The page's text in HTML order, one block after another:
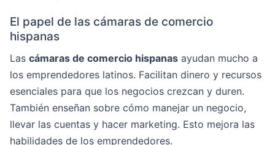
El papel de las cámaras de comercio
hispanas
Las cámaras de comercio hispanas ayudan mucho a
los emprendedores latinos. Facilitan dinero y recursos
esenciales para que los negocios crezcan y duren.
También enseñan sobre cómo manejar un negocio,
llevar las cuentas y hacer marketing. Esto mejora las
habilidades de los emprendedores.